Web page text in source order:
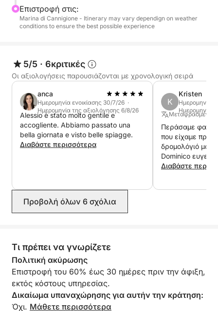
Μην διστάσετε να επικοινωνήσετε μαζί μου για
εξατομικευμένες συμβουλές ή προτάσεις.
ευρώ
Επιστροφή στις:
Marina di Cannigione - Itinerary may vary dependign on weather
conditions to ensure the best possible experience
5/5 · 6κριτικές
Οι αξιολογήσεις παρουσιάζονται με χρονολογική σειρά
anca
Ημερομηνία ενοικίασης 30/7/26 ·
Ημερομηνία της αξιολόγησης 6/8/26
Alessio è stato molto gentile e
accogliente. Abbiamo passato una
bella giornata e visto belle spiagge.
Διαβάστε περισσότερα
K
Kristen
Ημερομηνία
Ημερομηνία
Μεταφρασμένο
Περάσαμε
που είχαμε
δρομολόγιό μας
Dominico
κράτησή μας σε
Διαβάστε
Προβολή όλων 6 σχόλια
Τι πρέπει να γνωρίζετε
Πολιτική ακύρωσης
Επιστροφή του 60% έως 30 ημέρες πριν την άφιξη,
εκτός κόστους υπηρεσίας.
Δικαίωμα υπαναχώρησης για αυτήν την κράτηση:
Όχι. Μάθετε περισσότερα